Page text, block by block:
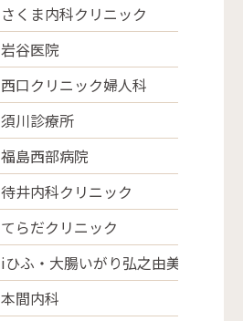
さくま内科クリニック
岩谷医院
西口クリニック婦人科
須川診療所
福島西部病院
待井内科クリニック
てらだクリニック
iひふ・大腸いがり弘之由美子クリ
本間内科